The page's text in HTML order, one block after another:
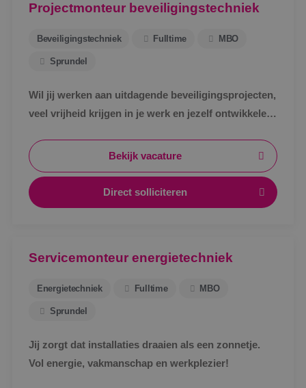
Projectmonteur beveiligingstechniek
Beveiligingstechniek Fulltime MBO
Sprundel
Wil jij werken aan uitdagende beveiligingsprojecten,
veel vrijheid krijgen in je werk en jezelf ontwikkelen
Bekijk vacature
Direct solliciteren
Servicemonteur energietechniek
Energietechniek Fulltime MBO
Sprundel
Jij zorgt dat installaties draaien als een zonnetje.
Vol energie, vakmanschap en werkplezier!